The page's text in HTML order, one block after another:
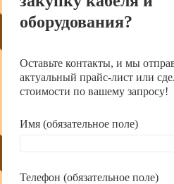
оборудования?
Оставьте контакты, и мы
актуальный прайс-лист или
стоимости по вашему запросу!
Имя (обязательное поле)
Телефон (обязательное поле)